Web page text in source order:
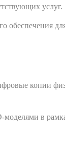
услуг.
обеспечения
копии
моделями в